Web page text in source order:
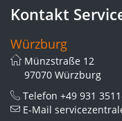
Kontakt
Würzburg
Münzstraße 12
97070 Würzburg
Telefon +49 931
E-Mail